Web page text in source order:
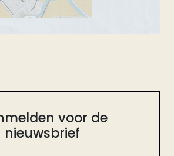
voor de
nieuwsbrief